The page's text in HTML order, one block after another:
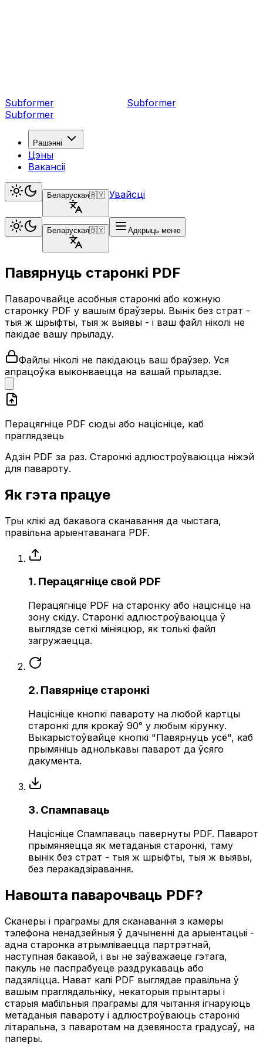
Subformer Subformer
Subformer
Рашэнні
Цэны
Вакансіі
Беларуская🇧🇾 Увайсці
Беларуская🇧🇾 Адкрыць меню
Павярнуць старонкі PDF
Паварочвайце асобныя старонкі або кожную
старонку PDF у вашым браўзеры. Вынік без страт -
тыя ж шрыфты, тыя ж выявы - і ваш файл ніколі не
пакідае вашу прыладу.
Файлы ніколі не пакідаюць ваш браўзер. Уся
апрацоўка выконваецца на вашай прыладзе.
Перацягніце PDF сюды або націсніце, каб
праглядзець
Адзін PDF за раз. Старонкі адлюстроўваюцца ніжэй
для павароту.
Як гэта працуе
Тры клікі ад бакавога сканавання да чыстага,
правільна арыентаванага PDF.
1. Перацягніце свой PDF
Перацягніце PDF на старонку або націсніце на
зону скіду. Старонкі адлюстроўваюцца ў
выглядзе сеткі мініяцюр, як толькі файл
загружаецца.
2. Павярніце старонкі
Націсніце кнопкі павароту на любой картцы
старонкі для крокаў 90° у любым кірунку.
Выкарыстоўвайце кнопкі "Павярнуць усё", каб
прымяніць аднолькавы паварот да ўсяго
дакумента.
3. Спампаваць
Націсніце Спампаваць павернуты PDF. Паварот
прымяняецца як метаданыя старонкі, таму
вынік без страт - тыя ж шрыфты, тыя ж выявы,
без перакадзіравання.
Навошта паварочваць PDF?
Сканеры і праграмы для сканавання з камеры
тэлефона ненадзейныя ў дачыненні да арыентацыі -
адна старонка атрымліваецца партрэтнай,
наступная бакавой, і вы не заўважаеце гэтага,
пакуль не паспрабуеце раздрукаваць або
падзяліцца. Нават калі PDF выглядае правільна ў
вашым праглядальніку, некаторыя прынтары і
старыя мабільныя праграмы для чытання ігнаруюць
метаданыя павароту і адлюстроўваюць старонкі
літаральна, з паваротам на дзевяноста градусаў, на
паперы.